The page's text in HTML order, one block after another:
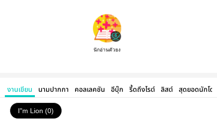
นักอ่านตัวยง
งานเขียน นามปากกา คอลเลคชัน อีบุ๊ก รี้ดถึงไรต์ ลิสต์ สุดยอดนักโด
I"m Lion (0)